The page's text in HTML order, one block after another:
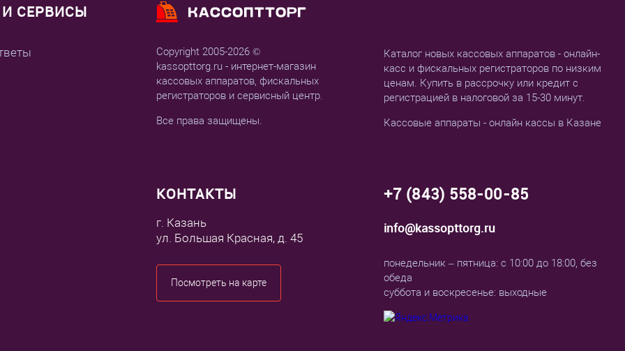
СЕРВИСЫ
Copyright 2005-2026 ©
kassopttorg.ru - интернет-магазин
кассовых аппаратов, фискальных
регистраторов и сервисный центр.
Все права защищены.
Каталог новых кассовых аппаратов - онлайн-
касс и фискальных регистраторов по низким
ценам. Купить в рассрочку или кредит с
регистрацией в налоговой за 15-30 минут.
Кассовые аппараты - онлайн кассы в Казане
КОНТАКТЫ
г. Казань
ул. Большая Красная, д. 45
Посмотреть на карте
+7 (843) 558-00-85
info@kassopttorg.ru
понедельник – пятница: с 10:00 до 18:00, без
обеда
суббота и воскресенье: выходные